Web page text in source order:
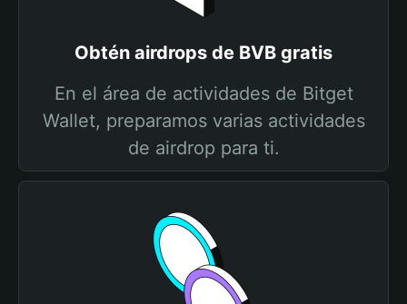
Obtén airdrops de BVB gratis
En el área de actividades de Bitget
Wallet, preparamos varias actividades
de airdrop para ti.